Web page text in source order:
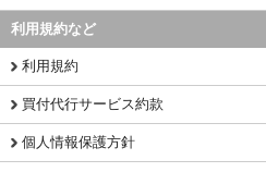
利用規約など
利用規約
買付代行サービス約款
個人情報保護方針